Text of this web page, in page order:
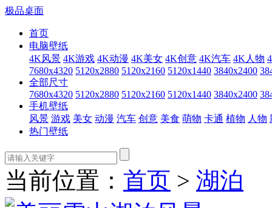
极品桌面
首页
电脑壁纸
4K风景 4K游戏 4K动漫 4K美女 4K创意 4K汽车 4K人物
7680x4320 5120x2880 5120x2160 5120x1440 3840x2400
全部尺寸
7680x4320 5120x2880 5120x2160 5120x1440 3840x2400
手机壁纸
风景 游戏 美女 动漫 汽车 创意 美食 萌物 卡通 植物 人物
热门壁纸
当前位置： 首页 > 湖泊